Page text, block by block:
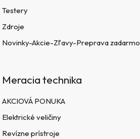
Testery
Zdroje
Novinky-Akcie-Zľavy-Preprava zadarmo
Meracia technika
AKCIOVÁ PONUKA
Elektrické veličiny
Revízne prístroje